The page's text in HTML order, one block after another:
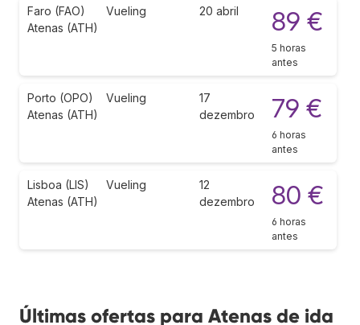
Faro (FAO)
Atenas (ATH)
Vueling 20 abril 89 €
5 horas
antes
Porto (OPO)
Atenas (ATH)
Vueling
17
dezembro
79 €
6 horas
antes
Lisboa (LIS)
Atenas (ATH)
Vueling
12
dezembro
80 €
6 horas
antes
Últimas ofertas para Atenas de ida